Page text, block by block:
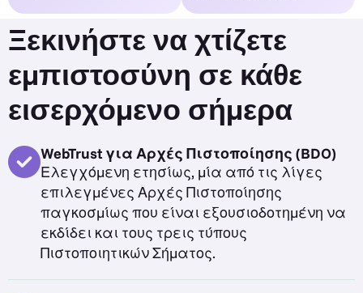
Ξεκινήστε να χτίζετε
εμπιστοσύνη σε κάθε
εισερχόμενο σήμερα
WebTrust για Αρχές Πιστοποίησης (BDO)
Ελεγχόμενη ετησίως, μία από τις λίγες
επιλεγμένες Αρχές Πιστοποίησης
παγκοσμίως που είναι εξουσιοδοτημένη να
εκδίδει και τους τρεις τύπους
Πιστοποιητικών Σήματος.